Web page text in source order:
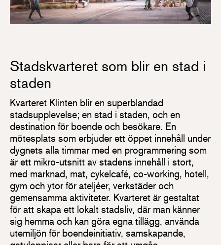
Stadskvarteret som blir en stad i
staden
Kvarteret Klinten blir en superblandad
stadsupplevelse; en stad i staden, och en
destination för boende och besökare. En
mötesplats som erbjuder ett öppet innehåll under
dygnets alla timmar med en programmering som
är ett mikro-utsnitt av stadens innehåll i stort,
med marknad, mat, cykelcafé, co-working, hotell,
gym och ytor för ateljéer, verkstäder och
gemensamma aktiviteter. Kvarteret är gestaltat
för att skapa ett lokalt stadsliv, där man känner
sig hemma och kan göra egna tillägg, använda
utemiljön för boendeinitiativ, samskapande,